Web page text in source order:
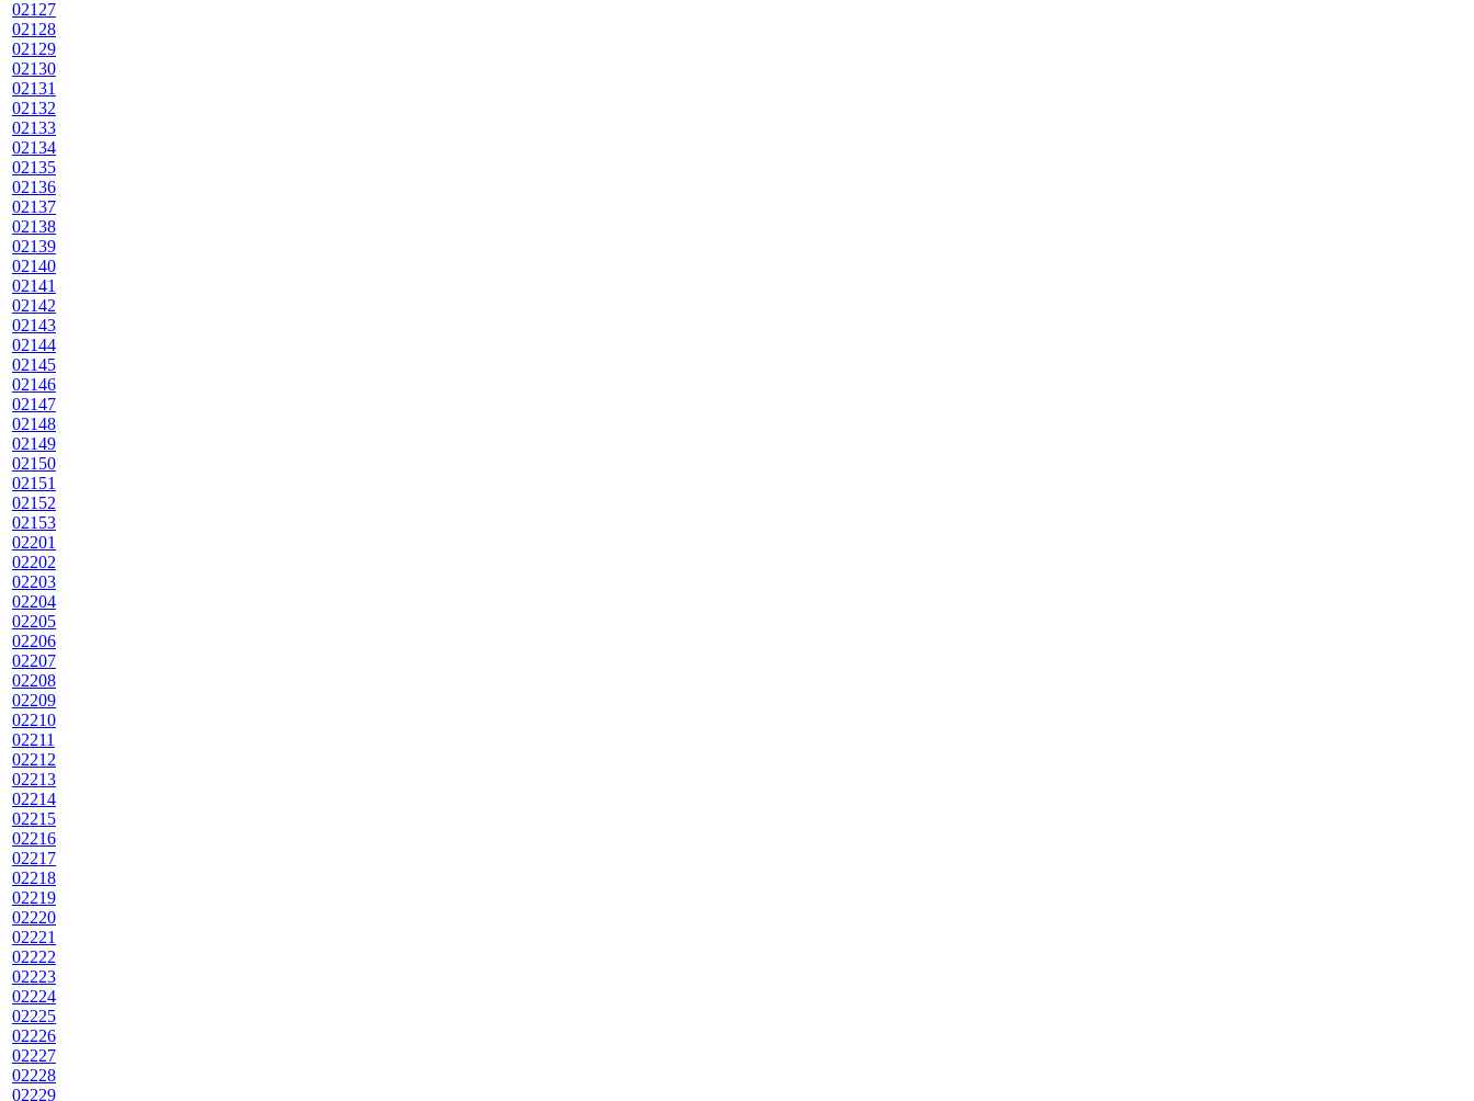
02127
02128
02129
02130
02131
02132
02133
02134
02135
02136
02137
02138
02139
02140
02141
02142
02143
02144
02145
02146
02147
02148
02149
02150
02151
02152
02153
02201
02202
02203
02204
02205
02206
02207
02208
02209
02210
02211
02212
02213
02214
02215
02216
02217
02218
02219
02220
02221
02222
02223
02224
02225
02226
02227
02228
02229